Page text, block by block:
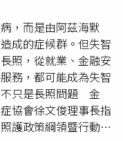
一個理由，是資金一
，徐佳馨表示，如果
或再融資方式重新取
等於提高房屋淨值，
他提醒，增貸能否成
借款人收入及信用條
提前還款，也應保留
不是利率，而是現金
一起玩，真
會展現什麼
辦兩場專場演唱會，
面前表演，
予的支持與應援，承
」距離明年1月見面
前向粉絲送上暖心告
「希望大家可以盡情
，而是由阿茲海默
成的症候群。但失智
照，從就業、金融安
務，都可能成為失智
不只是長照問題 金
協會徐文俊理事長指
護政策綱領暨行動方